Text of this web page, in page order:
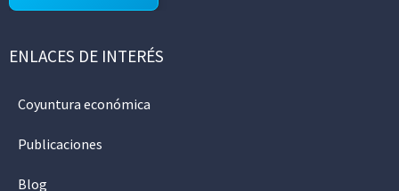
ENLACES DE INTERÉS
Coyuntura económica
Publicaciones
Blog